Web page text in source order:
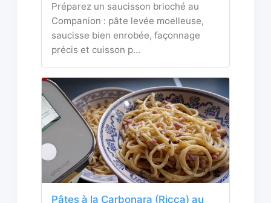
Préparez un saucisson brioché au
Companion : pâte levée moelleuse,
saucisse bien enrobée, façonnage
précis et cuisson p…
Pâtes à la Carbonara (Ricca) au